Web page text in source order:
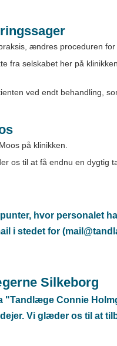
ændres proceduren
fra selskabet her på
ved endt behandling,
på klinikken.
os til at få endnu en dygtig
hvor personalet
i stedet for
Silkeborg
"Tandlæge Connie
Vi glæder os til at